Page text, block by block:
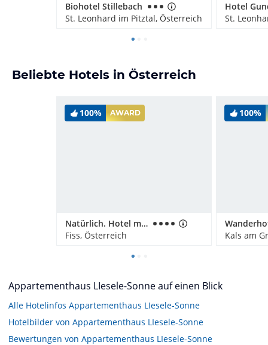
Biohotel Stillebach
St. Leonhard im Pitztal, Österreich
Hotel
St.
Beliebte Hotels in Österreich
100% AWARD
Natürlich. Hotel mit Charakter
Fiss, Österreich
100%
Kals am
Appartementhaus LIesele-Sonne auf einen Blick
Alle Hotelinfos Appartementhaus LIesele-Sonne
Hotelbilder von Appartementhaus LIesele-Sonne
Bewertungen von Appartementhaus LIesele-Sonne